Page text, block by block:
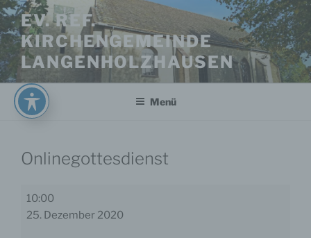
Zum
Inhalt
springen
EV. REF.
KIRCHENGEMEINDE
LANGENHOLZHAUSEN
Menü
Onlinegottesdienst
Onlinegottesdienst
10:00
25. Dezember 2020